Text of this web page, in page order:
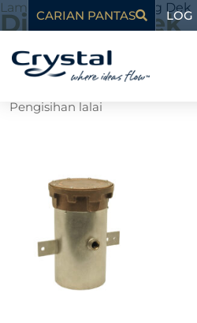
kandungan
Langkau
ke
CARIAN PANTAS LOG
Laman Utama» Dipasang Dek
Dipasang dek
Menunjukkan hasil tunggal